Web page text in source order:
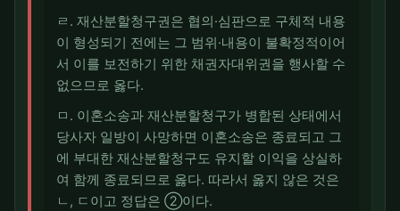
ㄹ. 재산분할청구권은 협의·심판으로 구체적 내용
이 형성되기 전에는 그 범위·내용이 불확정적이어
서 이를 보전하기 위한 채권자대위권을 행사할 수
없으므로 옳다.
ㅁ. 이혼소송과 재산분할청구가 병합된 상태에서
당사자 일방이 사망하면 이혼소송은 종료되고 그
에 부대한 재산분할청구도 유지할 이익을 상실하
여 함께 종료되므로 옳다. 따라서 옳지 않은 것은
ㄴ, ㄷ이고 정답은 ②이다.